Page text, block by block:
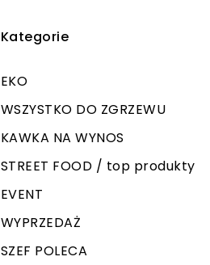
Kategorie
EKO
WSZYSTKO DO ZGRZEWU
KAWKA NA WYNOS
STREET FOOD / top produkty
EVENT
WYPRZEDAŻ
SZEF POLECA